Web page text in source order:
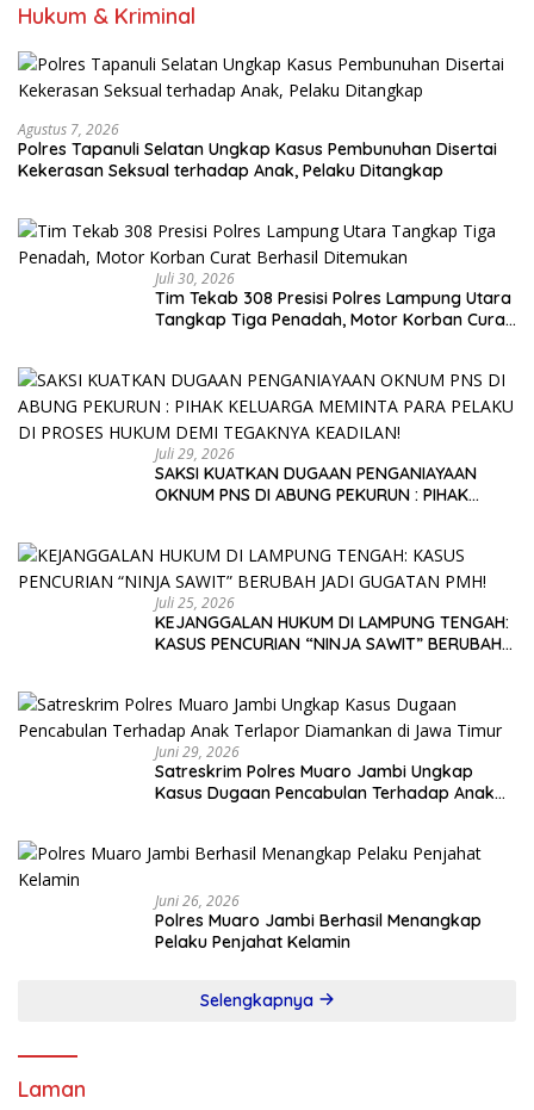
Hukum & Kriminal
Agustus 7, 2026
Polres Tapanuli Selatan Ungkap Kasus Pembunuhan Disertai
Kekerasan Seksual terhadap Anak, Pelaku Ditangkap
Juli 30, 2026
Tim Tekab 308 Presisi Polres Lampung Utara
Tangkap Tiga Penadah, Motor Korban Curat
Juli 29, 2026
SAKSI KUATKAN DUGAAN PENGANIAYAAN
OKNUM PNS DI ABUNG PEKURUN : PIHAK
Juli 25, 2026
KEJANGGALAN HUKUM DI LAMPUNG TENGAH:
KASUS PENCURIAN “NINJA SAWIT” BERUBAH
Juni 29, 2026
Satreskrim Polres Muaro Jambi Ungkap
Kasus Dugaan Pencabulan Terhadap Anak
Juni 26, 2026
Polres Muaro Jambi Berhasil Menangkap
Pelaku Penjahat Kelamin
Selengkapnya
Laman